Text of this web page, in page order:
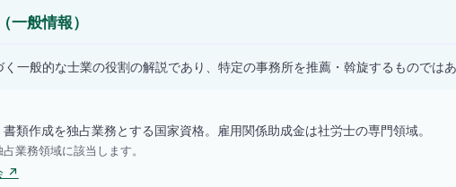
一般情報）
く一般的な士業の役割の解説であり、特定の事務所を推薦・斡旋するものではあ
類作成を独占業務とする国家資格。雇用関係助成金は社労士の専門領域。
業務領域に該当します。
↗